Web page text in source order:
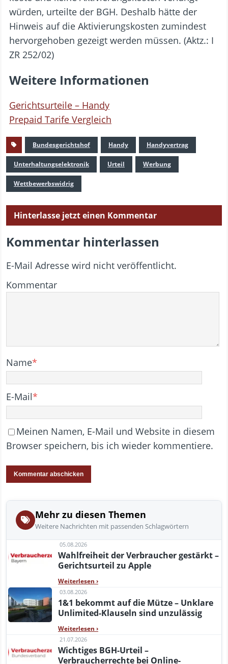
würden, urteilte der BGH. Deshalb hätte der
Hinweis auf die Aktivierungskosten zumindest
hervorgehoben gezeigt werden müssen. (Aktz.: I
ZR 252/02)
Weitere Informationen
Gerichtsurteile – Handy
Prepaid Tarife Vergleich
Bundesgerichtshof Handy Handyvertrag
Unterhaltungselektronik Urteil Werbung
Wettbewerbswidrig
Hinterlasse jetzt einen Kommentar
Kommentar hinterlassen
E-Mail Adresse wird nicht veröffentlicht.
Kommentar
Name*
E-Mail*
Meinen Namen, E-Mail und Website in diesem
Browser speichern, bis ich wieder kommentiere.
Mehr zu diesen Themen
Weitere Nachrichten mit passenden Schlagwörtern
05.08.2026
Wahlfreiheit der Verbraucher gestärkt –
Gerichtsurteil zu Apple
Weiterlesen ›
03.08.2026
1&1 bekommt auf die Mütze – Unklare
Unlimited-Klauseln sind unzulässig
Weiterlesen ›
21.07.2026
Wichtiges BGH-Urteil –
Verbraucherrechte bei Online-